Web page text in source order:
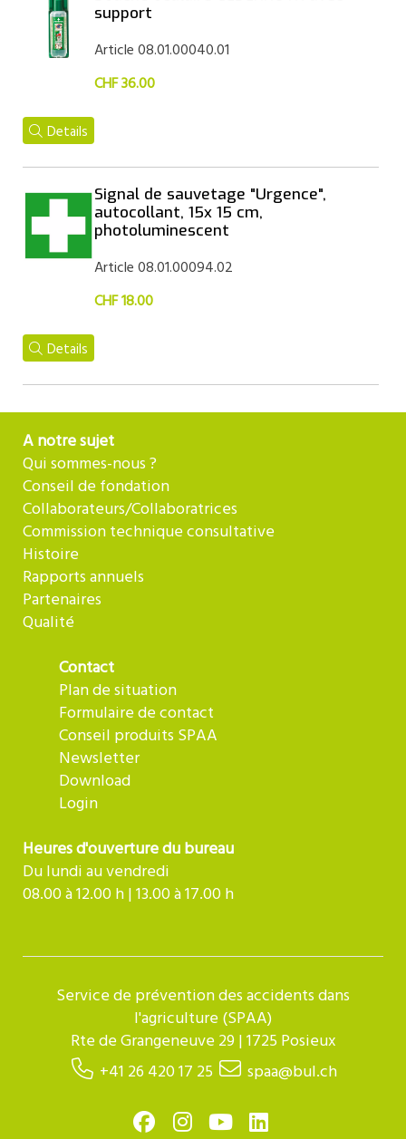
support
Article 08.01.00040.01
CHF 36.00
Details
Signal de sauvetage "Urgence",
autocollant, 15x 15 cm,
photoluminescent
Article 08.01.00094.02
CHF 18.00
Details
A notre sujet
Qui sommes-nous ?
Conseil de fondation
Collaborateurs/Collaboratrices
Commission technique consultative
Histoire
Rapports annuels
Partenaires
Qualité
Contact
Plan de situation
Formulaire de contact
Conseil produits SPAA
Newsletter
Download
Login
Heures d'ouverture du bureau
Du lundi au vendredi
08.00 à 12.00 h | 13.00 à 17.00 h
Service de prévention des accidents dans
l'agriculture (SPAA)
Rte de Grangeneuve 29 | 1725 Posieux
+41 26 420 17 25
spaa@bul.ch